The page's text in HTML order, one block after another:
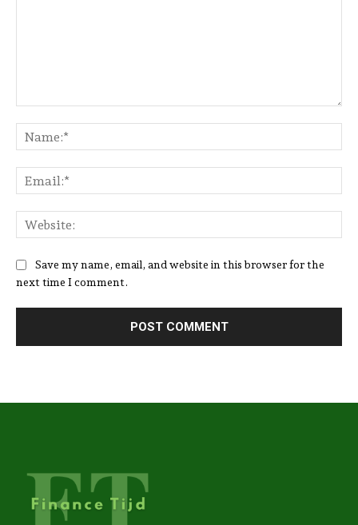
Save my name, email, and website in this browser for the
next time I comment.